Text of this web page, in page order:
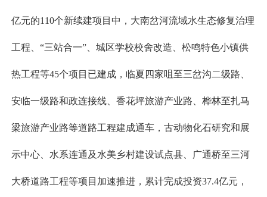
亿元的110个新续建项目中，大南岔河流域水生态修复治理
工程、“三站合一”、城区学校校舍改造、松鸣特色小镇供
热工程等45个项目已建成，临夏四家咀至三岔沟二级路、
安临一级路和政连接线、香花坪旅游产业路、桦林至扎马
梁旅游产业路等道路工程建成通车，古动物化石研究和展
示中心、水系连通及水美乡村建设试点县、广通桥至三河
大桥道路工程等项目加速推进，累计完成投资37.4亿元，